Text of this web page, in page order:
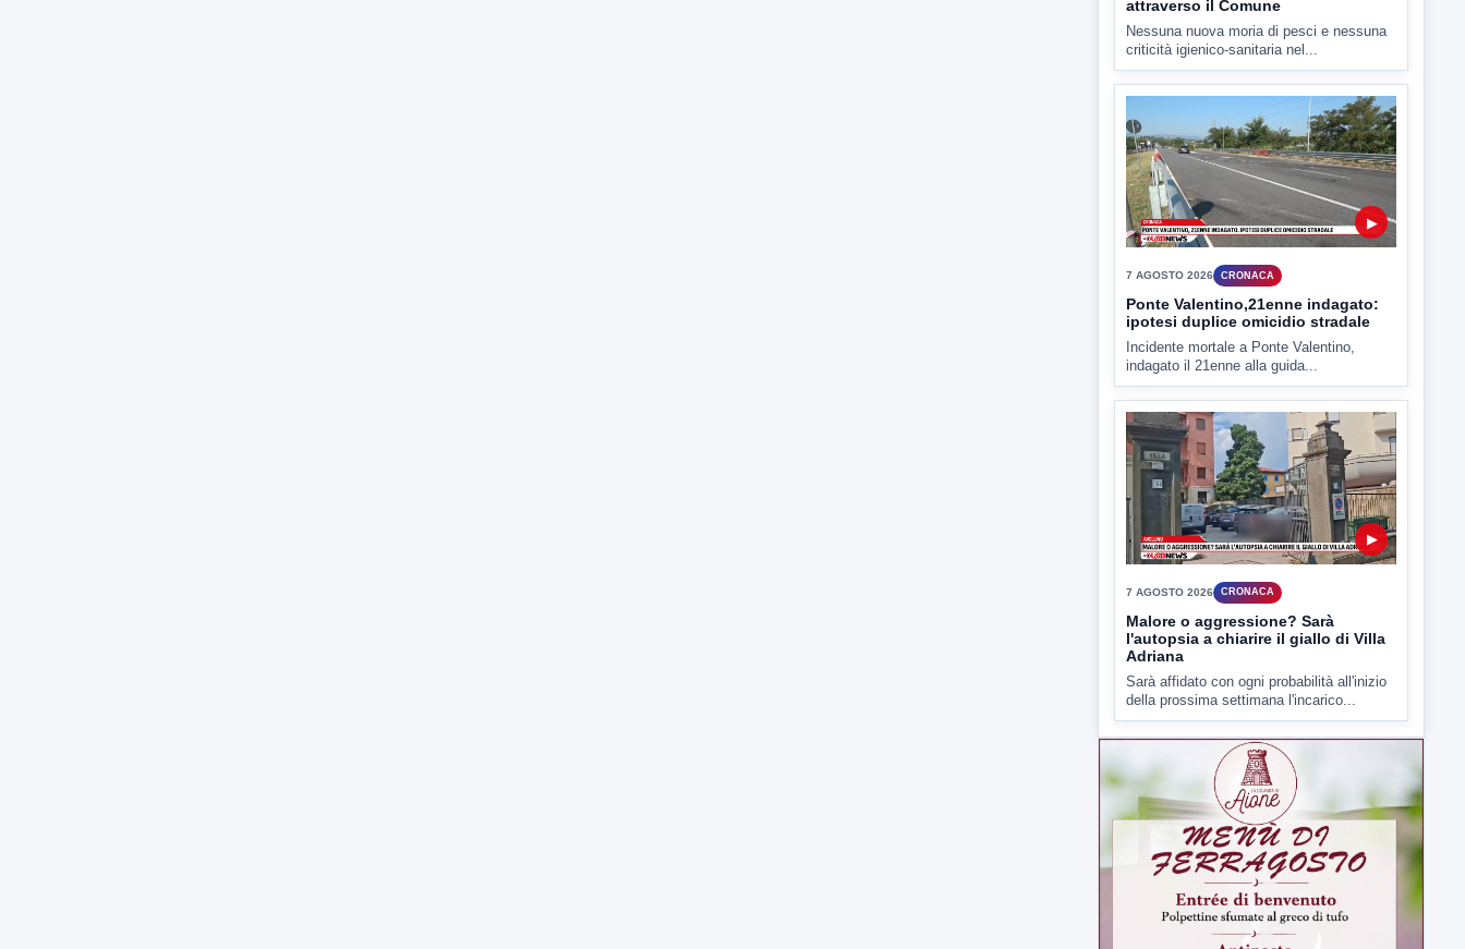
▶
7 AGOSTO 2026 CRONACA
Ponte Valentino,21enne indagato:
ipotesi duplice omicidio stradale
Incidente mortale a Ponte Valentino,
indagato il 21enne alla guida...
▶
7 AGOSTO 2026 CRONACA
Malore o aggressione? Sarà
l'autopsia a chiarire il giallo di Villa
Adriana
Sarà affidato con ogni probabilità all'inizio
della prossima settimana l'incarico...